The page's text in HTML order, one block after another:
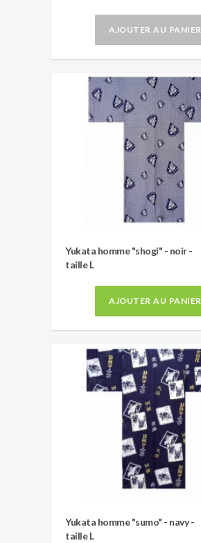
AJOUTER AU PANIER
Yukata homme "shogi" - noir -
taille L
AJOUTER AU PANIER
Yukata homme "sumo" - navy -
taille L